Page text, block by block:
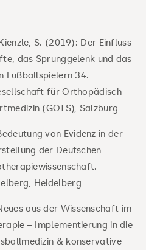
S. (2019): Der Einfluss
das Sprunggelenk und das
Fußballspielern 34.
für Orthopädisch-
(GOTS), Salzburg
von Evidenz in der
der Deutschen
Heidelberg
aus der Wissenschaft im
– Implementierung in die
& konservative